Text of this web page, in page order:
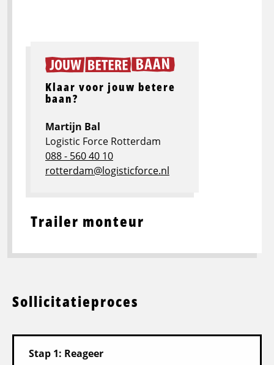
Trailer monteur
Klaar voor jouw betere
baan?
Martijn Bal
Logistic Force Rotterdam
088 - 560 40 10
rotterdam@logisticforce.nl
Sollicitatieproces